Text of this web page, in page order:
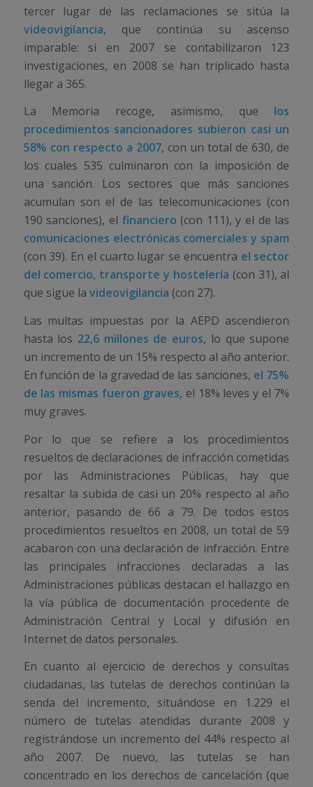
tercer lugar de las reclamaciones se sitúa la
videovigilancia, que continúa su ascenso
imparable: si en 2007 se contabilizaron 123
investigaciones, en 2008 se han triplicado hasta
llegar a 365.
La Memoria recoge, asimismo, que los
procedimientos sancionadores subieron casi un
58% con respecto a 2007, con un total de 630, de
los cuales 535 culminaron con la imposición de
una sanción. Los sectores que más sanciones
acumulan son el de las telecomunicaciones (con
190 sanciones), el financiero (con 111), y el de las
comunicaciones electrónicas comerciales y spam
(con 39). En el cuarto lugar se encuentra el sector
del comercio, transporte y hostelería (con 31), al
que sigue la videovigilancia (con 27).
Las multas impuestas por la AEPD ascendieron
hasta los 22,6 millones de euros, lo que supone
un incremento de un 15% respecto al año anterior.
En función de la gravedad de las sanciones, el 75%
de las mismas fueron graves, el 18% leves y el 7%
muy graves.
Por lo que se refiere a los procedimientos
resueltos de declaraciones de infracción cometidas
por las Administraciones Públicas, hay que
resaltar la subida de casi un 20% respecto al año
anterior, pasando de 66 a 79. De todos estos
procedimientos resueltos en 2008, un total de 59
acabaron con una declaración de infracción. Entre
las principales infracciones declaradas a las
Administraciones públicas destacan el hallazgo en
la vía pública de documentación procedente de
Administración Central y Local y difusión en
Internet de datos personales.
En cuanto al ejercicio de derechos y consultas
ciudadanas, las tutelas de derechos continúan la
senda del incremento, situándose en 1.229 el
número de tutelas atendidas durante 2008 y
registrándose un incremento del 44% respecto al
año 2007. De nuevo, las tutelas se han
concentrado en los derechos de cancelación (que